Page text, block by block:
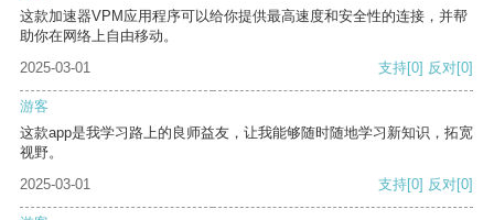
这款加速器VPM应用程序可以给你提供最高速度和安全性的连接，并帮
助你在网络上自由移动。
2025-03-01
支持[0] 反对[0]
游客
这款app是我学习路上的良师益友，让我能够随时随地学习新知识，拓宽
视野。
2025-03-01
支持[0] 反对[0]